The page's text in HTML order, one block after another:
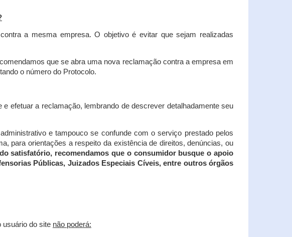
a mesma empresa. O objetivo é evitar que sejam realizadas
que se abra uma nova reclamação contra a empresa em
o número do Protocolo.
efetuar a reclamação, lembrando de descrever detalhadamente seu
e tampouco se confunde com o serviço prestado pelos
para orientações a respeito da existência de direitos, denúncias, ou
satisfatório, recomendamos que o consumidor busque o apoio
Públicas, Juizados Especiais Cíveis, entre outros órgãos
usuário do site não poderá: